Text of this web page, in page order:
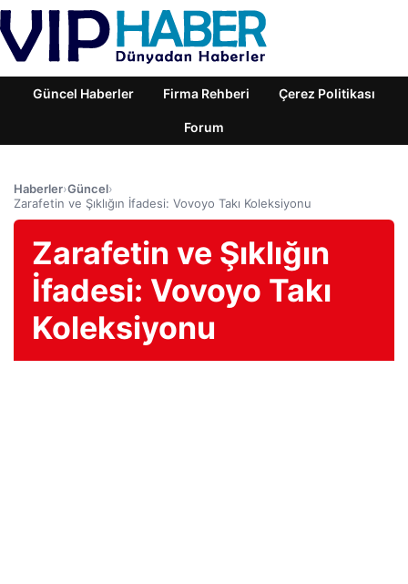
Güncel Haberler Firma Rehberi Çerez Politikası
Forum
Haberler›Güncel›
Zarafetin ve Şıklığın İfadesi: Vovoyo Takı Koleksiyonu
Zarafetin ve Şıklığın
İfadesi: Vovoyo Takı
Koleksiyonu